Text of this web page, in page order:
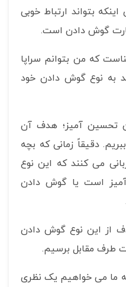
بتواند ارتباط خوبی
مهارت گوش دادن است.
که من بتوانم سراپا
به نوع گوش دادن خود
تحسین آمیز؛ هدف آن
دقیقاً زمانی که بچه
می کنند که این نوع
است یا گوش دادن
از این نوع گوش دادن
طرف مقابل برسیم.
ما می خواهیم یک نظری